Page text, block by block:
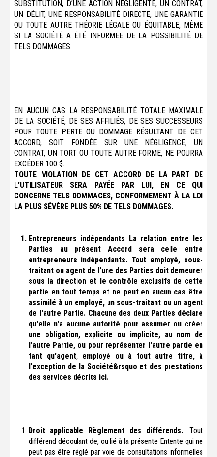
SUBSTITUTION, D’UNE ACTION NEGLIGENTE, UN CONTRAT,
UN DÉLIT, UNE RESPONSABILITÉ DIRECTE, UNE GARANTIE
OU TOUTE AUTRE THÉORIE LÉGALE OU ÉQUITABLE, MÊME
SI LA SOCIÉTÉ A ÉTÉ INFORMEE DE LA POSSIBILITÉ DE
TELS DOMMAGES.
EN AUCUN CAS LA RESPONSABILITÉ TOTALE MAXIMALE
DE LA SOCIÉTÉ, DE SES AFFILIÉS, DE SES SUCCESSEURS
POUR TOUTE PERTE OU DOMMAGE RÉSULTANT DE CET
ACCORD, SOIT FONDÉE SUR UNE NÉGLIGENCE, UN
CONTRAT, UN TORT OU TOUTE AUTRE FORME, NE POURRA
EXCÉDER 100 $.
TOUTE VIOLATION DE CET ACCORD DE LA PART DE
L’UTILISATEUR SERA PAYÉE PAR LUI, EN CE QUI
CONCERNE TELS DOMMAGES, CONFORMEMENT À LA LOI
LA PLUS SÉVÈRE PLUS 50% DE TELS DOMMAGES.
Entrepreneurs indépendants La relation entre les
Parties au présent Accord sera celle entre
entrepreneurs indépendants. Tout employé, sous-
traitant ou agent de l'une des Parties doit demeurer
sous la direction et le contrôle exclusifs de cette
partie en tout temps et ne peut en aucun cas être
assimilé à un employé, un sous-traitant ou un agent
de l'autre Partie. Chacune des deux Parties déclare
qu'elle n'a aucune autorité pour assumer ou créer
une obligation, explicite ou implicite, au nom de
l'autre Partie, ou pour représenter l'autre partie en
tant qu'agent, employé ou à tout autre titre, à
l'exception de la Société&rsquo et des prestations
des services décrits ici.
Droit applicable Règlement des différends.. Tout
différend découlant de, ou lié à la présente Entente qui ne
peut pas être réglé par voie de consultations informelles